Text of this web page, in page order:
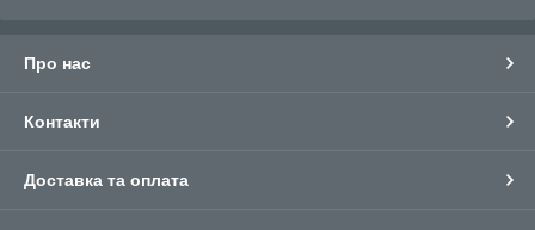
Про нас
Контакти
Доставка та оплата